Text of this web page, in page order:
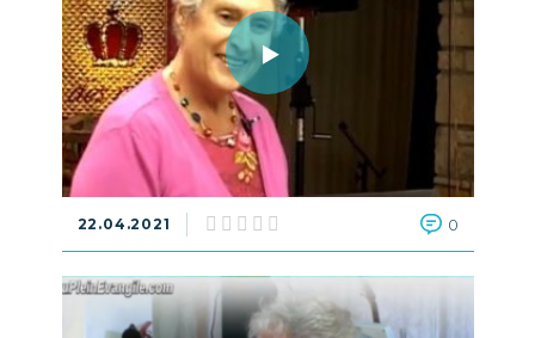
22.04.2021 0